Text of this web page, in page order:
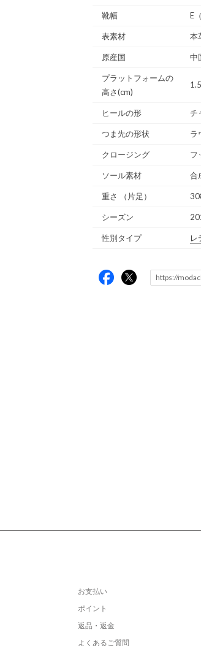
靴幅 E
表素材 本
原産国 中
プラットフォームの
高さ(cm)
ヒールの形 チ
つま先の形状 ラ
クロージング フ
ソール素材 合
重さ （片足）
シーズン
性別タイプ レ
お支払い
ポイント
返品・返金
よくあるご質問